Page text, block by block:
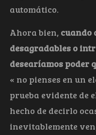
automático.
Ahora bien, cuando
desagradables o
desearíamos poder
« no pienses en un
prueba evidente de
hecho de decirlo
inevitablemente